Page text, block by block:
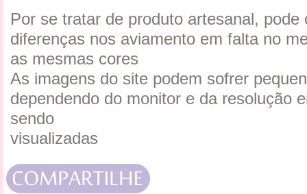
Por se tratar de produto artesanal, pode
diferenças nos aviamento em falta no
as mesmas cores
As imagens do site podem sofrer
dependendo do monitor e da resolução
sendo
visualizadas